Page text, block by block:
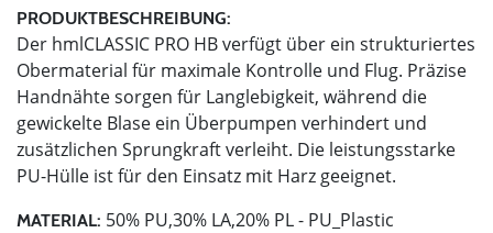
PRODUKTBESCHREIBUNG:
Der hmlCLASSIC PRO HB verfügt über ein strukturiertes
Obermaterial für maximale Kontrolle und Flug. Präzise
Handnähte sorgen für Langlebigkeit, während die
gewickelte Blase ein Überpumpen verhindert und
zusätzlichen Sprungkraft verleiht. Die leistungsstarke
PU-Hülle ist für den Einsatz mit Harz geeignet.
MATERIAL: 50% PU,30% LA,20% PL - PU_Plastic